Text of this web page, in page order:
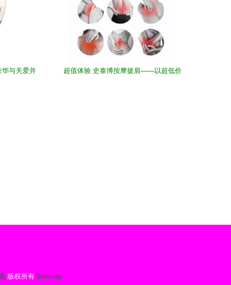
与关爱并
超值体验 史泰博按摩披肩——以超低价
版权所有 Sitemap